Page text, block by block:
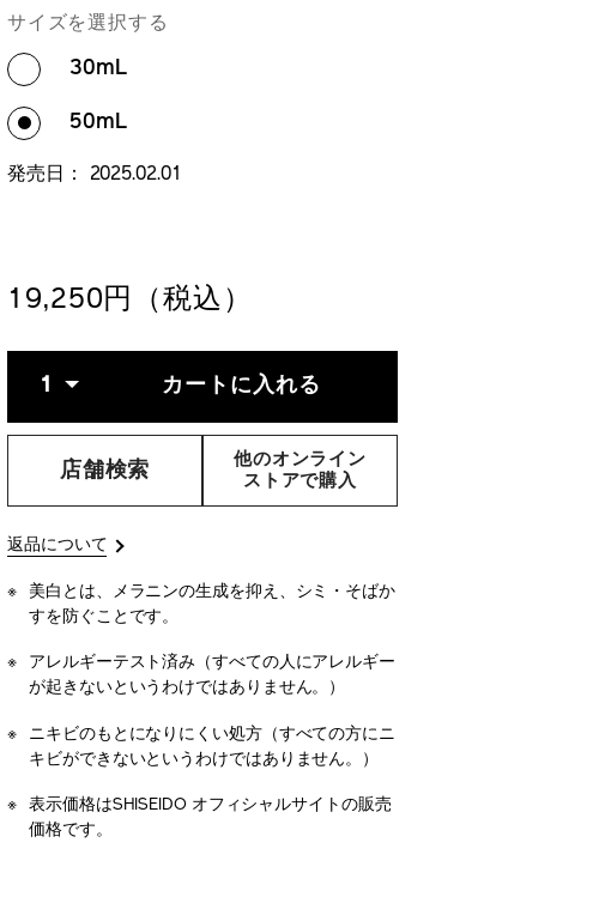
micro-
s-
serum-
4514254205310.html
番
号
4514254205310
サイズを選択する
30mL
50mL
発売日： 2025.02.01
19,250円（税込）
ADD
TO
CART
OPTIONS
PRODUCT
ACTIONS
1 カートに入れる
店舗検索
他のオンライン
ストアで購入
返品について
美白とは、メラニンの生成を抑え、シミ・そばか
すを防ぐことです。
アレルギーテスト済み（すべての人にアレルギー
が起きないというわけではありません。）
ニキビのもとになりにくい処方（すべての方にニ
キビができないというわけではありません。）
表示価格はSHISEIDO オフィシャルサイトの販売
価格です。